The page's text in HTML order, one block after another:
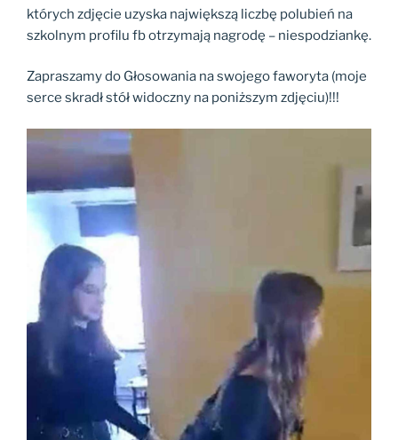
których zdjęcie uzyska największą liczbę polubień na
szkolnym profilu fb otrzymają nagrodę – niespodziankę.
Zapraszamy do Głosowania na swojego faworyta (moje
serce skradł stół widoczny na poniższym zdjęciu)!!!